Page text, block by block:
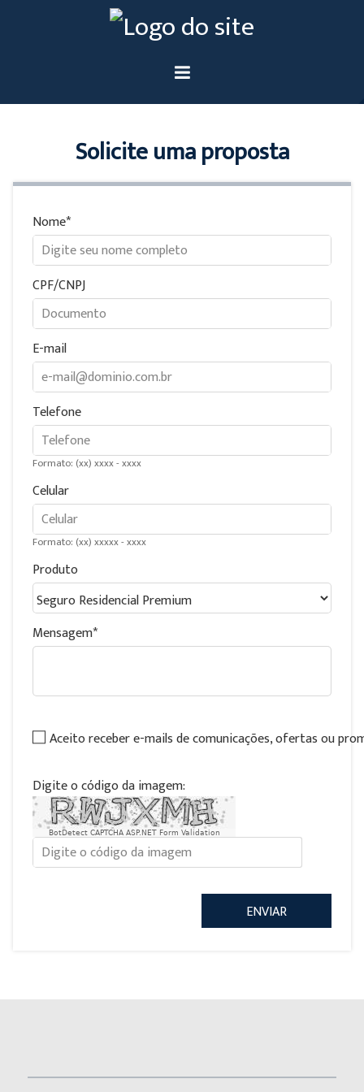
Solicite uma proposta
Nome
CPF/CNPJ
E-mail
Telefone
Formato: (xx) xxxx - xxxx
Celular
Formato: (xx) xxxxx - xxxx
Produto
Mensagem
Aceito receber e-mails de comunicações, ofertas ou
Digite o código da imagem:
BotDetect CAPTCHA ASP.NET Form Validation
ENVIAR